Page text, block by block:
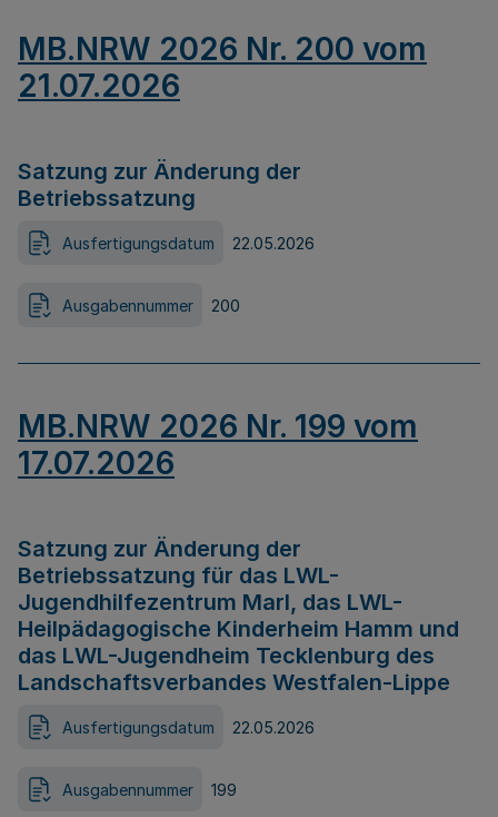
MB.NRW 2026 Nr. 200 vom
21.07.2026
Satzung zur Änderung der
Betriebssatzung
Ausfertigungsdatum 22.05.2026
Ausgabennummer 200
MB.NRW 2026 Nr. 199 vom
17.07.2026
Satzung zur Änderung der
Betriebssatzung für das LWL-
Jugendhilfezentrum Marl, das LWL-
Heilpädagogische Kinderheim Hamm und
das LWL-Jugendheim Tecklenburg des
Landschaftsverbandes Westfalen-Lippe
Ausfertigungsdatum 22.05.2026
Ausgabennummer 199